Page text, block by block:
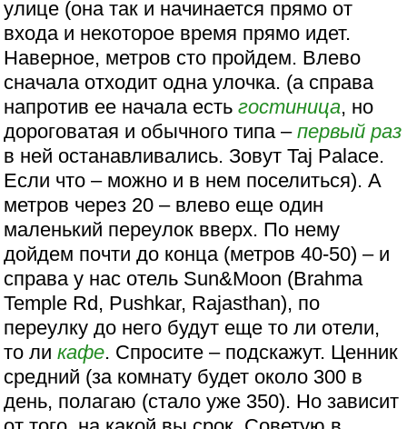
улице (она так и начинается прямо от
входа и некоторое время прямо идет.
Наверное, метров сто пройдем. Влево
сначала отходит одна улочка. (а справа
напротив ее начала естьгостиница, но
дороговатая и обычного типа –первый раз
в ней останавливались. Зовут Taj Palace.
Если что – можно и в нем поселиться). А
метров через 20 – влево еще один
маленький переулок вверх. По нему
дойдем почти до конца (метров 40-50) – и
справа у нас отель Sun&Moon (Brahma
Temple Rd, Pushkar, Rajasthan), по
переулку до него будут еще то ли отели,
то ликафе. Спросите – подскажут. Ценник
средний (за комнату будет около 300 в
день, полагаю (стало уже 350). Но зависит